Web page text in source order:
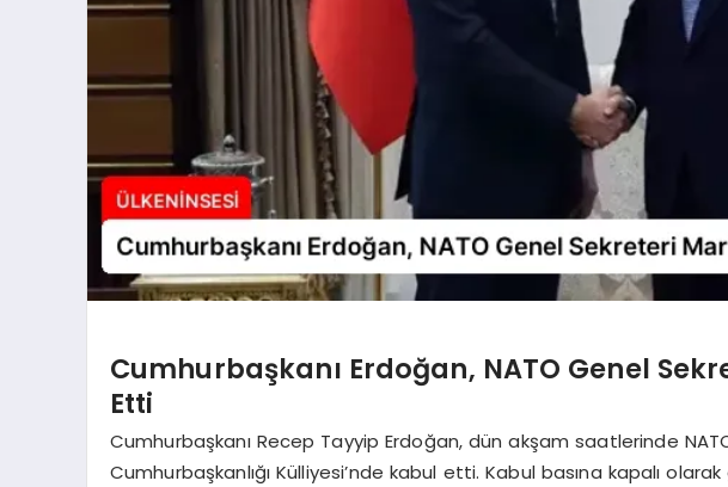
Cumhurbaşkanı Erdoğan, NATO Genel
Etti
Cumhurbaşkanı Recep Tayyip Erdoğan, dün akşam saatlerinde
Cumhurbaşkanlığı Külliyesi’nde kabul etti. Kabul basına kapalı